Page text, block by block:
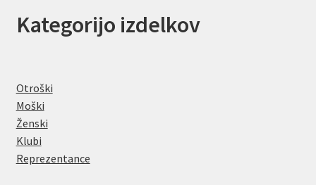
Kategorijo izdelkov
Otroški
Moški
Ženski
Klubi
Reprezentance